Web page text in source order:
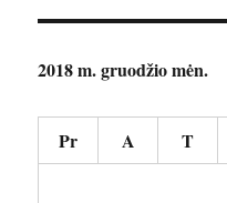
2018 m. gruodžio mėn.
Pr A T